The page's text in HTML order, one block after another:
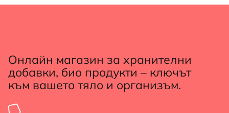
Онлайн магазин за хранителни
добавки, био продукти – ключът
към вашето тяло и организъм.